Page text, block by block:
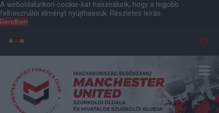
A weboldalunkon cookie-kat használunk, hogy a legjobb
felhasználói élményt nyújthassuk. Részletes leírás
Rendben